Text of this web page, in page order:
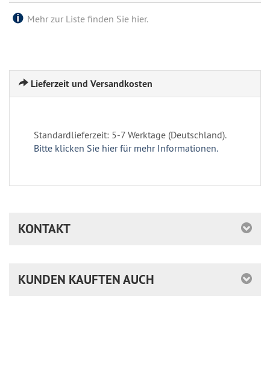
Mehr zur Liste finden Sie hier.
Lieferzeit und Versandkosten
Standardlieferzeit: 5-7 Werktage (Deutschland).
Bitte klicken Sie hier für mehr Informationen.
KONTAKT
KUNDEN KAUFTEN AUCH